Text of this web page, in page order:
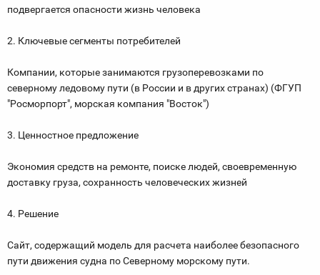
подвергается опасности жизнь человека
2. Ключевые сегменты потребителей
Компании, которые занимаются грузоперевозками по
северному ледовому пути (в России и в других странах) (ФГУП
"Росморпорт", морская компания "Восток")
3. Ценностное предложение
Экономия средств на ремонте, поиске людей, своевременную
доставку груза, сохранность человеческих жизней
4. Решение
Сайт, содержащий модель для расчета наиболее безопасного
пути движения судна по Северному морскому пути.